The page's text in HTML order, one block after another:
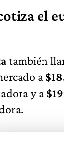
el
también
a
y a